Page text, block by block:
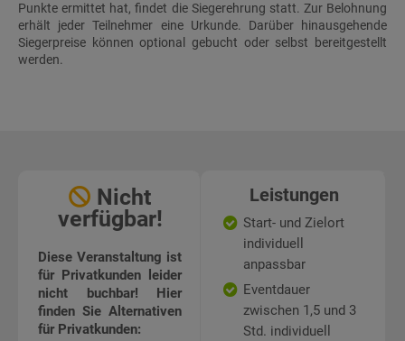
Punkte ermittet hat, findet die Siegerehrung statt. Zur Belohnung
erhält jeder Teilnehmer eine Urkunde. Darüber hinausgehende
Siegerpreise können optional gebucht oder selbst bereitgestellt
werden.
Nicht
verfügbar!
Diese Veranstaltung ist
für Privatkunden leider
nicht buchbar! Hier
finden Sie Alternativen
für Privatkunden:
Leistungen
Start- und Zielort
individuell
anpassbar
Eventdauer
zwischen 1,5 und 3
Std. individuell